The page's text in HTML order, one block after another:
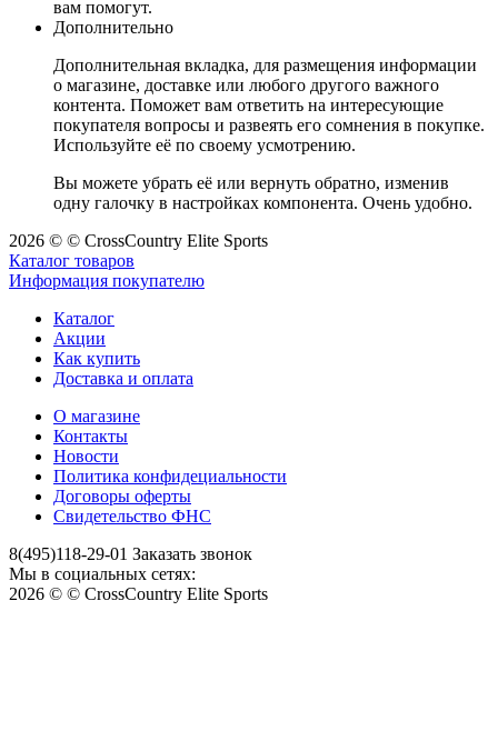
вам помогут.
Дополнительно
Дополнительная вкладка, для размещения информации
о магазине, доставке или любого другого важного
контента. Поможет вам ответить на интересующие
покупателя вопросы и развеять его сомнения в покупке.
Используйте её по своему усмотрению.
Вы можете убрать её или вернуть обратно, изменив
одну галочку в настройках компонента. Очень удобно.
2026 © © CrossCountry Elite Sports
Каталог товаров
Информация покупателю
Каталог
Акции
Как купить
Доставка и оплата
О магазине
Контакты
Новости
Политика конфидециальности
Договоры оферты
Свидетельство ФНС
8(495)118-29-01 Заказать звонок
Мы в социальных сетях:
2026 © © CrossCountry Elite Sports